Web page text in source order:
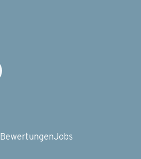
BewertungenJobs